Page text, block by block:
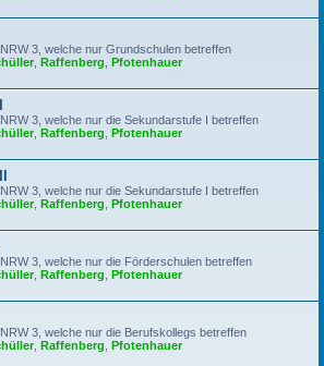
3, welche nur Grundschulen betreffen
, Raffenberg Pfotenhauer
3, welche nur die Sekundarstufe I betreffen
, Raffenberg Pfotenhauer
3, welche nur die Sekundarstufe I betreffen
, Raffenberg Pfotenhauer
3, welche nur die Förderschulen betreffen
, Raffenberg Pfotenhauer
3, welche nur die Berufskollegs betreffen
, Raffenberg Pfotenhauer